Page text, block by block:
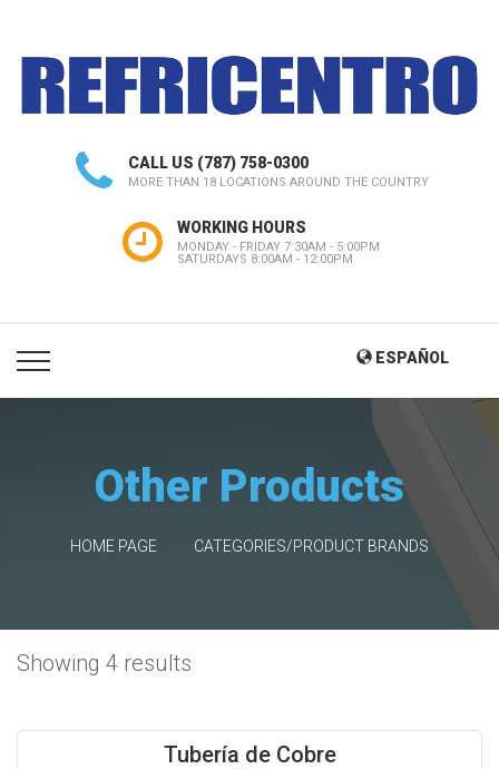
CALL US (787) 758-0300
MORE THAN 18 LOCATIONS AROUND THE COUNTRY
WORKING HOURS
MONDAY - FRIDAY 7:30AM - 5:00PM
SATURDAYS 8:00AM - 12:00PM
ESPAÑOL
Other Products
HOME PAGE CATEGORIES/PRODUCT BRANDS
Showing 4 results
Tubería de Cobre